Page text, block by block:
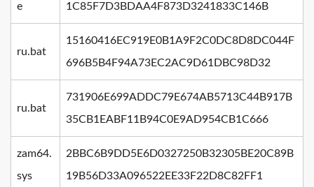
e
1C85F7D3BDAA4F873D3241833C146B
ru.bat
15160416EC919E0B1A9F2C0DC8D8DC044F
696B5B4F94A73EC2AC9D61DBC98D32
ru.bat
731906E699ADDC79E674AB5713C44B917B
35CB1EABF11B94C0E9AD954CB1C666
zam64.
sys
2BBC6B9DD5E6D0327250B32305BE20C89B
19B56D33A096522EE33F22D8C82FF1